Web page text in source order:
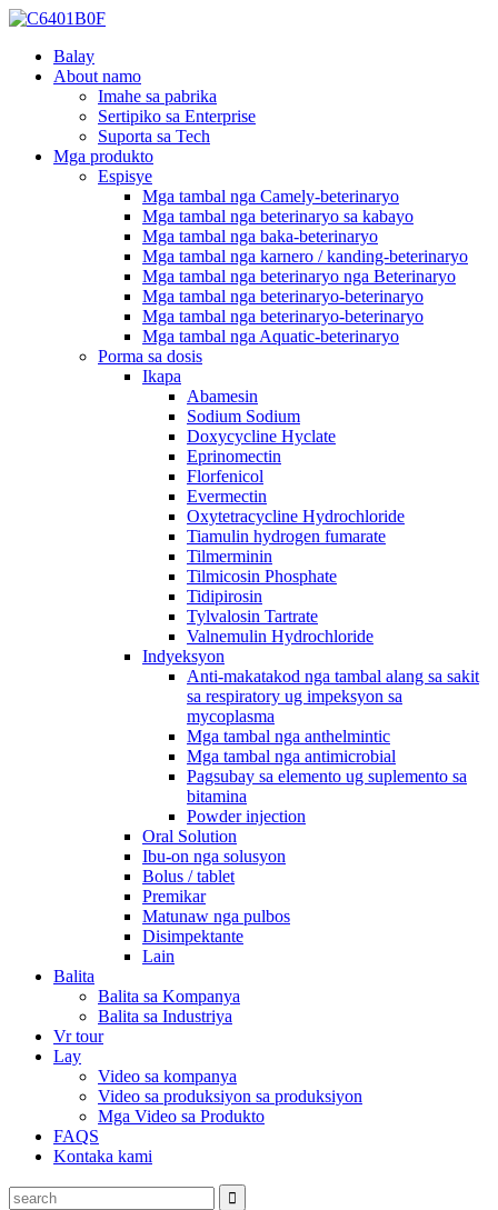
Balay
About namo
Imahe sa pabrika
Sertipiko sa Enterprise
Suporta sa Tech
Mga produkto
Espisye
Mga tambal nga Camely-beterinaryo
Mga tambal nga beterinaryo sa kabayo
Mga tambal nga baka-beterinaryo
Mga tambal nga karnero / kanding-beterinaryo
Mga tambal nga beterinaryo nga Beterinaryo
Mga tambal nga beterinaryo-beterinaryo
Mga tambal nga beterinaryo-beterinaryo
Mga tambal nga Aquatic-beterinaryo
Porma sa dosis
Ikapa
Abamesin
Sodium Sodium
Doxycycline Hyclate
Eprinomectin
Florfenicol
Evermectin
Oxytetracycline Hydrochloride
Tiamulin hydrogen fumarate
Tilmerminin
Tilmicosin Phosphate
Tidipirosin
Tylvalosin Tartrate
Valnemulin Hydrochloride
Indyeksyon
Anti-makatakod nga tambal alang sa sakit
sa respiratory ug impeksyon sa
mycoplasma
Mga tambal nga anthelmintic
Mga tambal nga antimicrobial
Pagsubay sa elemento ug suplemento sa
bitamina
Powder injection
Oral Solution
Ibu-on nga solusyon
Bolus / tablet
Premikar
Matunaw nga pulbos
Disimpektante
Lain
Balita
Balita sa Kompanya
Balita sa Industriya
Vr tour
Lay
Video sa kompanya
Video sa produksiyon sa produksiyon
Mga Video sa Produkto
FAQS
Kontaka kami